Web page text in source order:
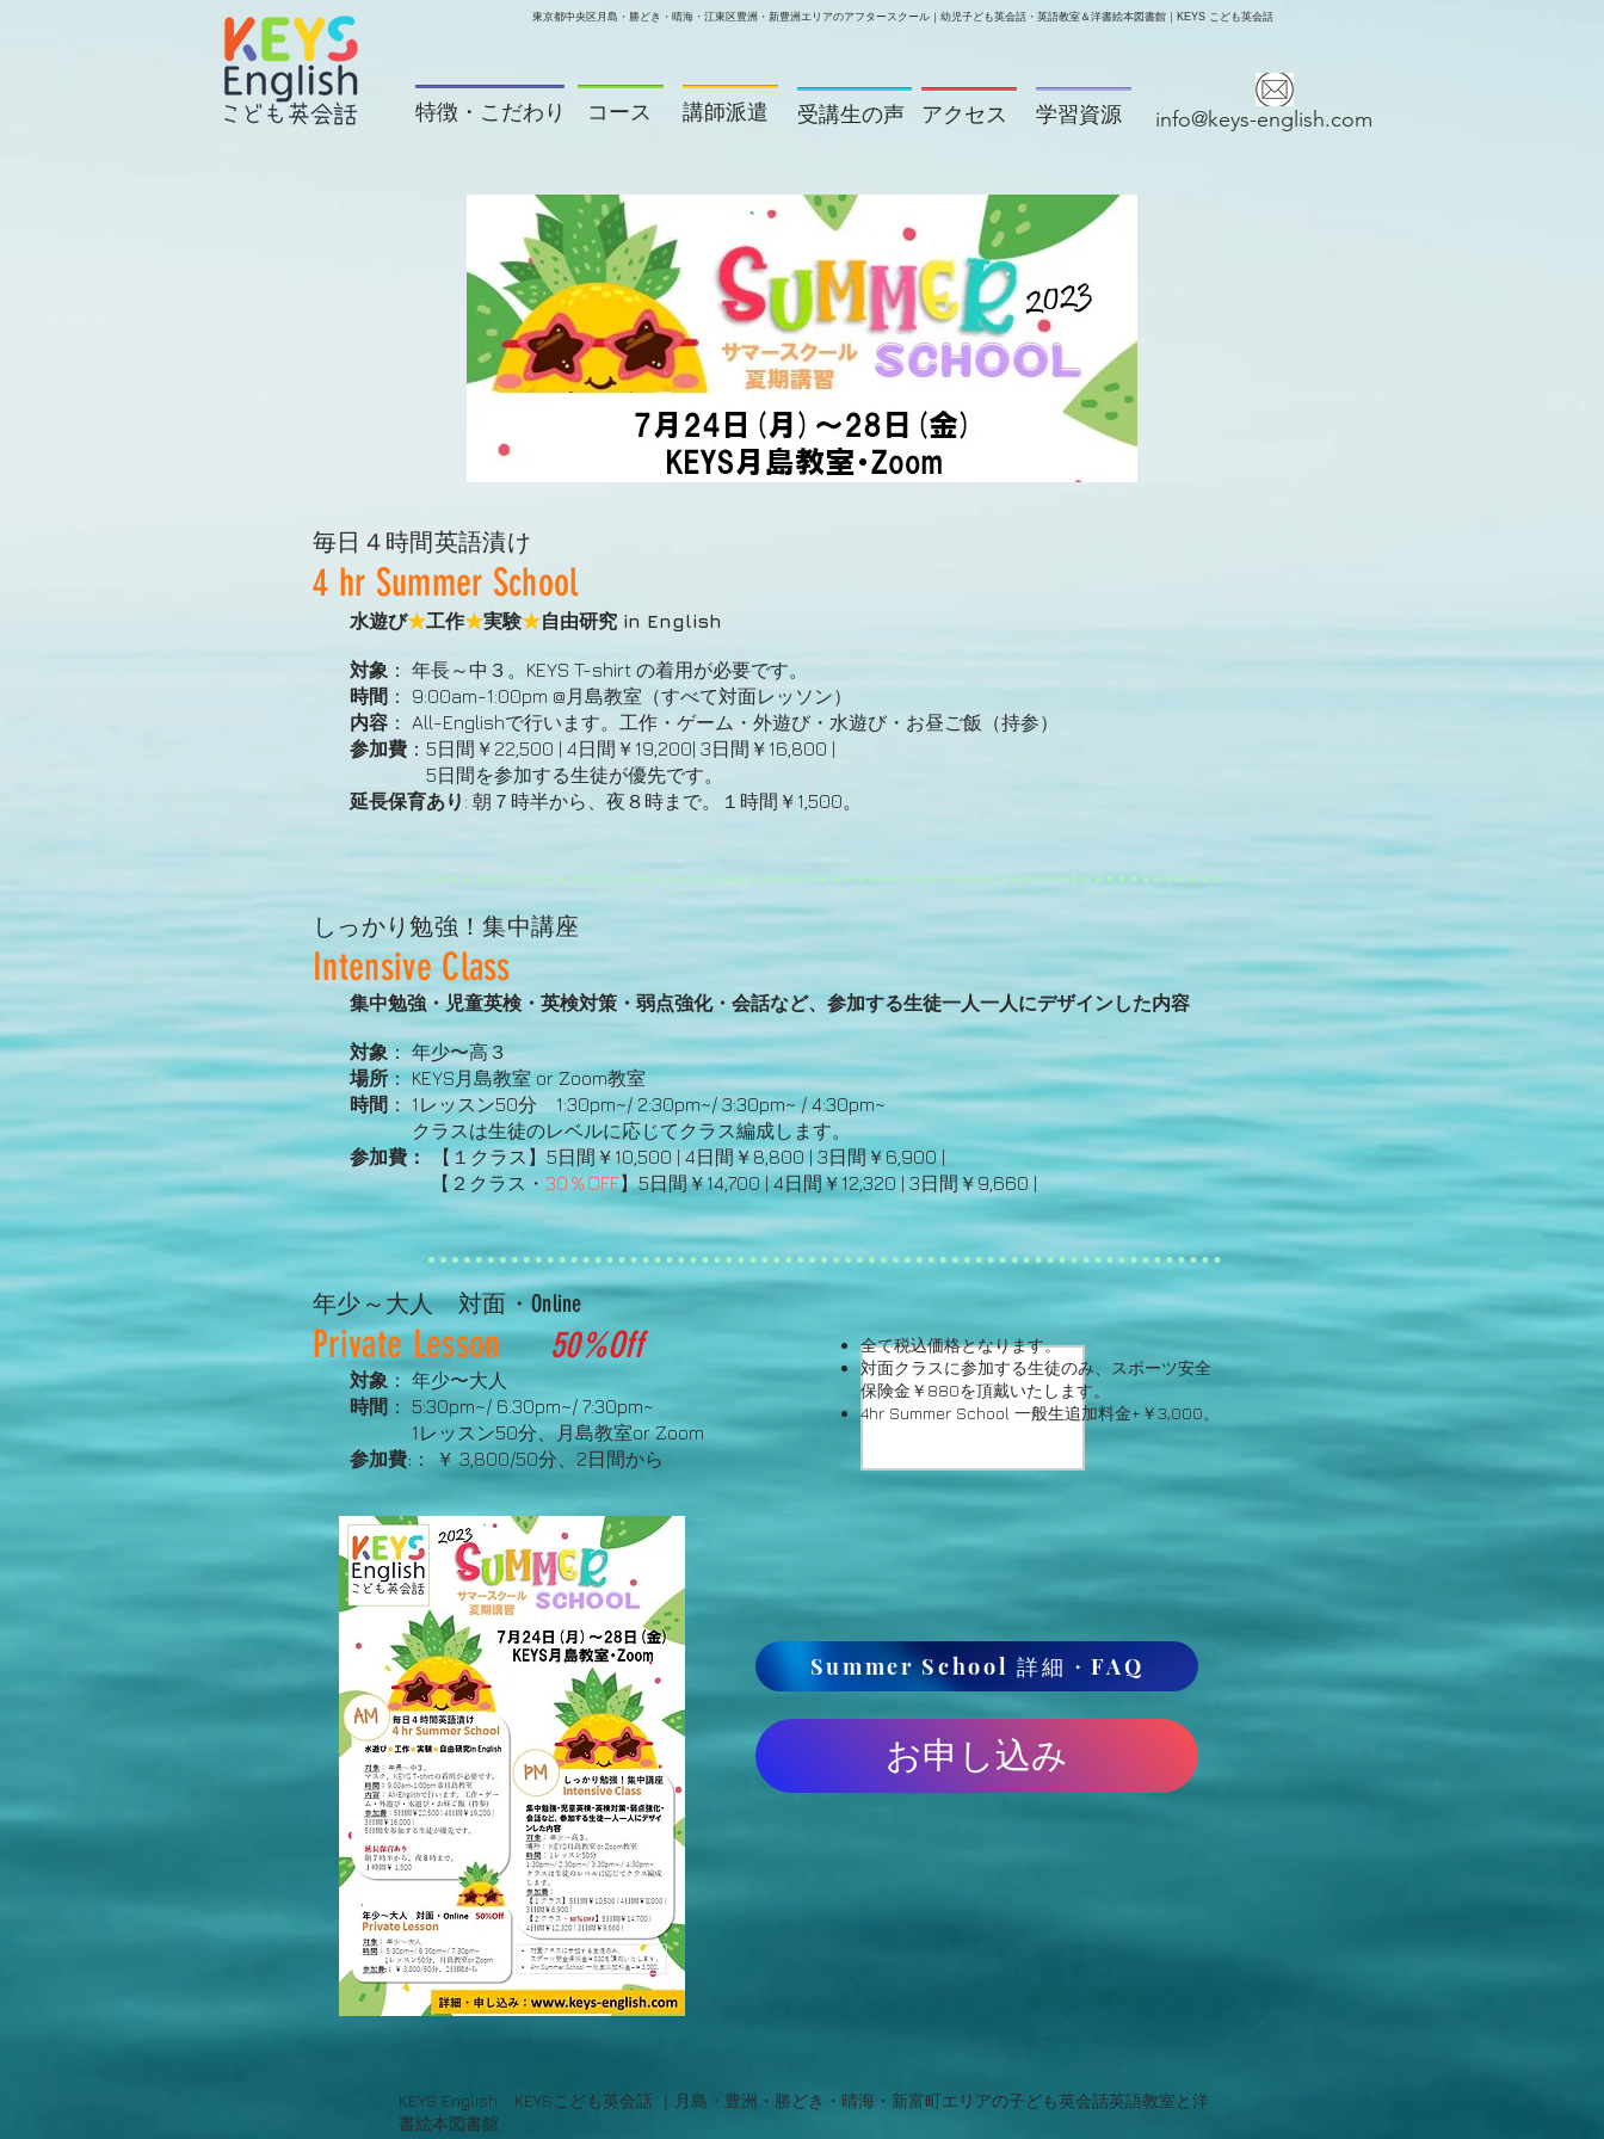
東京都中央区月島・勝どき・晴海・江東区豊洲・新豊洲エリアのアフタースクール｜幼児子ども英会話・英語教室＆洋書絵本図書館｜KEYS こども英会話
特徴・こだわり コース 講師派遣 受講生の声 アクセス 学習資源 info@keys-english.com
毎日４時間英語漬け
4 hr Summer School
水遊び★工作★実験★自由研究 in English
対象 ： 年長～中３。 KEYS T-shirt の着用が必要です。
時間 ： 9:00am-1:00pm @月島教室 （すべて対面レッソン）
内容 ： All-Englishで行います。工作・ゲーム・外遊び・水遊び・お昼ご飯（持参）
参加費 ：5日間￥22,500 | 4日間￥19,200| 3日間￥16,800 |
5日間を参加する生徒が優先です。
延長保育あり : 朝７時半から、夜８時まで。１時間￥1,500。
しっかり勉強！集中講座
Intensive Class
集中勉強・児童英検・英検対策・弱点強化・会話など、参加する生徒一人一人にデザインした内容
対象： 年少〜高３
場所： KEYS月島教室 or Zoom教室
時間 ： 1レッスン50分 1:30pm~/ 2:30pm~/ 3:30pm~ / 4:30pm~
クラスは生徒のレベルに応じてクラス編成します。
参加費：【１クラス】5日間￥10,500 | 4日間￥8,800 | 3日間￥6,900 |
【２クラス・ 30％OFF】5日間￥14,700 | 4日間￥12,320 | 3日間￥9,660 |
年少～大人 対面・Online
Private Lesson50%Off
対象 ： 年少〜大人
時間 ： 5:30pm~/ 6:30pm~/ 7:30pm~
1レッスン50分、月島教室or Zoom
参加費: ： ￥ 3,800/50分、2日間から
全て税込価格となります。
対面クラスに参加する生徒のみ、スポーツ安全
保険金￥880を頂戴いたします。
4hr Summer School 一般生追加料金+￥3,000。
Summer School 詳細・FAQ
お申し込み
KEYS English KEYSこども英会話 ｜月島・豊洲・勝どき・晴海・新富町エリアの子ども英会話英語教室と洋
書絵本図書館